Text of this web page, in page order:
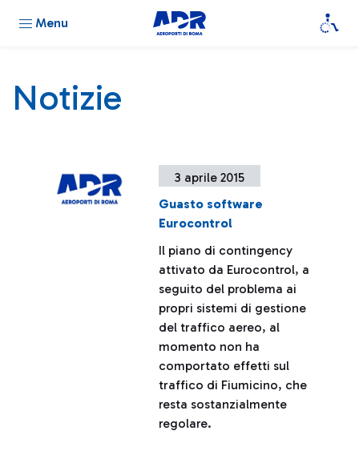
Menu
Notizie
3 aprile 2015
Guasto software
Eurocontrol
Il piano di contingency
attivato da Eurocontrol, a
seguito del problema ai
propri sistemi di gestione
del traffico aereo, al
momento non ha
comportato effetti sul
traffico di Fiumicino, che
resta sostanzialmente
regolare.